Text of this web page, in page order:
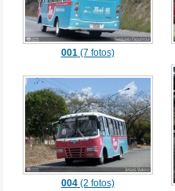
001(7 fotos)
004(2 fotos)